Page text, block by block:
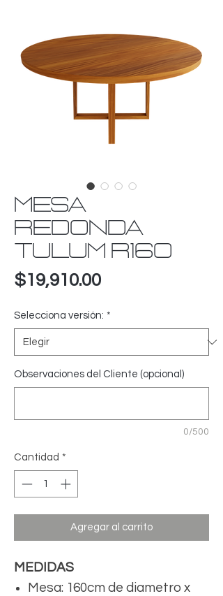
MESA
REDONDA
TULUM R160
$19,910.00Precio
Selecciona versión: *
Observaciones del Cliente (opcional)
0/500
Cantidad *
Agregar al carrito
MEDIDAS
Mesa: 160cm de diametro x